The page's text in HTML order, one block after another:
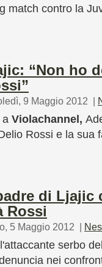
match contro la
“Non ho
9 Maggio 2012 |
a Violachannel,
Rossi e la sua
di Ljajic
Rossi
5 Maggio 2012 |
serbo
nei